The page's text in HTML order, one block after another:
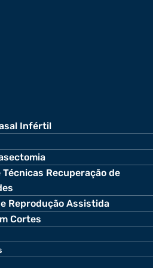
Infértil
Recuperação de
Reprodução Assistida
Cortes